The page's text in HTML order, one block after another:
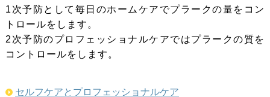
1次予防として毎日のホームケアでプラークの量をコン
トロールをします。
2次予防のプロフェッショナルケアではプラークの質を
コントロールをします。
セルフケアとプロフェッショナルケア